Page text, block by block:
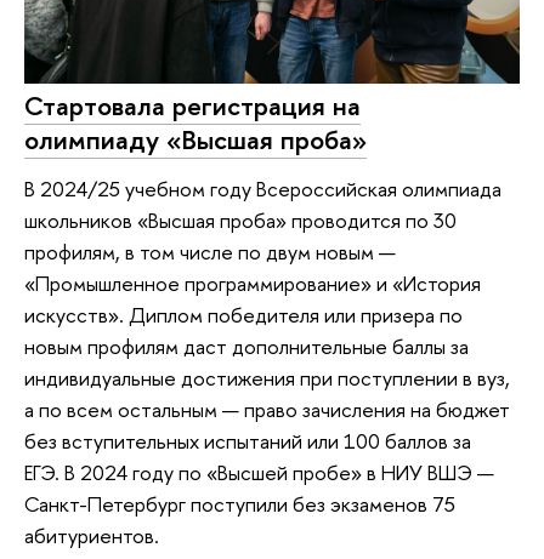
Стартовала регистрация на
олимпиаду «Высшая проба»
В 2024/25 учебном году Всероссийская олимпиада
школьников «Высшая проба» проводится по 30
профилям, в том числе по двум новым —
«Промышленное программирование» и «История
искусств». Диплом победителя или призера по
новым профилям даст дополнительные баллы за
индивидуальные достижения при поступлении в вуз,
а по всем остальным — право зачисления на бюджет
без вступительных испытаний или 100 баллов за
ЕГЭ. В 2024 году по «Высшей пробе» в НИУ ВШЭ —
Санкт-Петербург поступили без экзаменов 75
абитуриентов.